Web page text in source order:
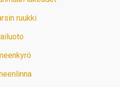
ruukki